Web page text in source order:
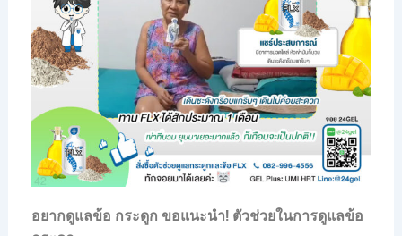
อยากดูแลข้อ กระดูก ขอแนะนำ! ตัวช่วยในการดูแลข้อ